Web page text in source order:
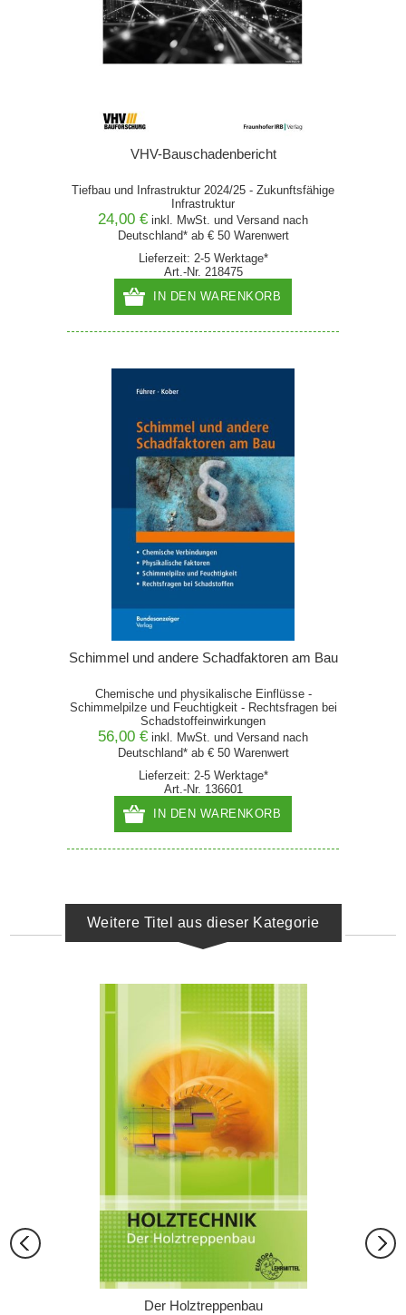
VHV-Bauschadenbericht
Tiefbau und Infrastruktur 2024/25 - Zukunftsfähige
Infrastruktur
24,00 € inkl. MwSt. und Versand nach
Deutschland* ab € 50 Warenwert
Lieferzeit: 2-5 Werktage*
Art.-Nr. 218475
IN DEN WARENKORB
Schimmel und andere Schadfaktoren am Bau
Chemische und physikalische Einflüsse -
Schimmelpilze und Feuchtigkeit - Rechtsfragen bei
Schadstoffeinwirkungen
56,00 € inkl. MwSt. und Versand nach
Deutschland* ab € 50 Warenwert
Lieferzeit: 2-5 Werktage*
Art.-Nr. 136601
IN DEN WARENKORB
Weitere Titel aus dieser Kategorie
Der Holztreppenbau